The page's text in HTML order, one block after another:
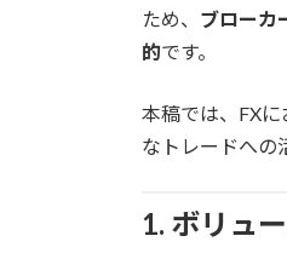
ため、 ブローカ
的です。
本稿では、FX
なトレードへの
1. ボリュ